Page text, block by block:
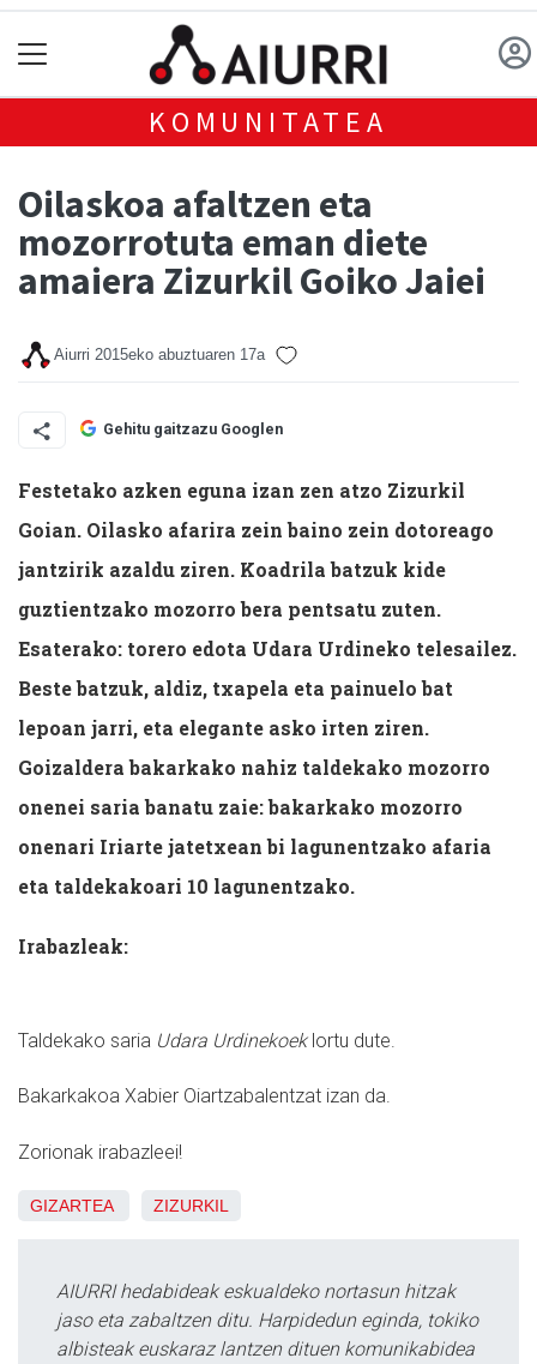
KOMUNITATEA
Oilaskoa afaltzen eta
mozorrotuta eman diete
amaiera Zizurkil Goiko Jaiei
Aiurri 2015eko abuztuaren 17a
Gehitu gaitzazu Googlen
Festetako azken eguna izan zen atzo Zizurkil
Goian. Oilasko afarira zein baino zein dotoreago
jantzirik azaldu ziren. Koadrila batzuk kide
guztientzako mozorro bera pentsatu zuten.
Esaterako: torero edota Udara Urdineko telesailez.
Beste batzuk, aldiz, txapela eta painuelobat
lepoan jarri, eta elegante asko irten ziren.
Goizaldera bakarkako nahiz taldekako mozorro
onenei saria banatu zaie: bakarkako mozorro
onenari Iriarte jatetxean bi lagunentzako afaria
eta taldekakoari 10 lagunentzako.
Irabazleak:
Taldekako saria Udara Urdinekoeklortu dute.
Bakarkakoa Xabier Oiartzabalentzat izan da.
Zorionak irabazleei!
GIZARTEA ZIZURKIL
AIURRI hedabideak eskualdeko nortasun hitzak
jaso eta zabaltzen ditu. Harpidedun eginda, tokiko
albisteak euskaraz lantzen dituen komunikabidea